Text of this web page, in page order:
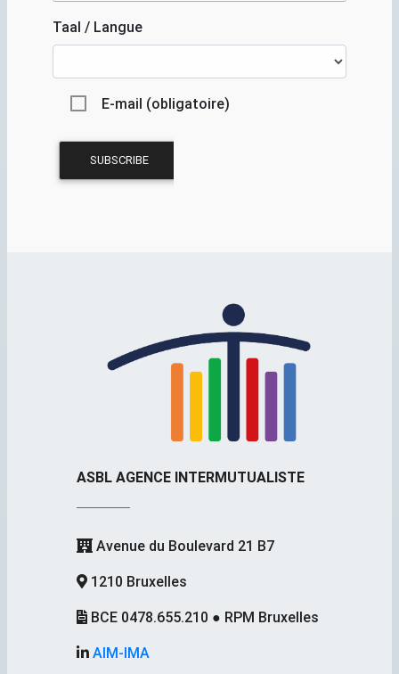
Taal / Langue
E-mail (obligatoire)
ASBL AGENCE INTERMUTUALISTE
Avenue du Boulevard 21 B7
1210 Bruxelles
BCE 0478.655.210 ● RPM Bruxelles
AIM-IMA